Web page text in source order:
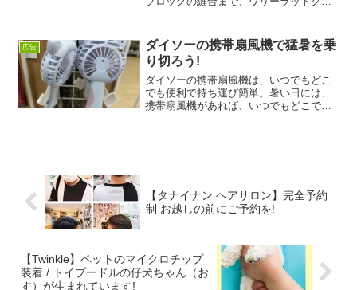
術です。ステッチは立体的な結果を生み
出すように個別に設計され...
広告
ダイソーの携帯扇風機で猛暑を乗
り切ろう!
ダイソーの携帯扇風機は、いつでもどこ
でも便利で持ち運び簡単。暑い日には、
携帯扇風機があれば、いつでもどこでも
【タナイナン ヘアサロン】完全予約
制 お越しの前にご予約を!
【Twinkle】ペットのマイクロチップ
装着 / トイプードルの仔犬ちゃん（お
す）が生まれています!